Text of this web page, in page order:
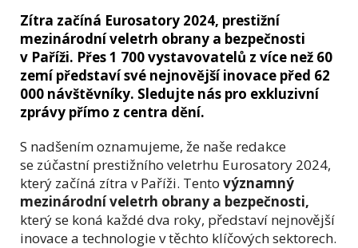
Zítra začíná Eurosatory 2024, prestižní
mezinárodní veletrh obrany a bezpečnosti
v Paříži. Přes 1 700 vystavovatelů z více než 60
zemí představí své nejnovější inovace před 62
000 návštěvníky. Sledujte nás pro exkluzivní
zprávy přímo z centra dění.
S nadšením oznamujeme, že naše redakce
se zúčastní prestižního veletrhu Eurosatory 2024,
který začíná zítra v Paříži. Tento významný
mezinárodní veletrh obrany a bezpečnosti,
který se koná každé dva roky, představí nejnovější
inovace a technologie v těchto klíčových sektorech.